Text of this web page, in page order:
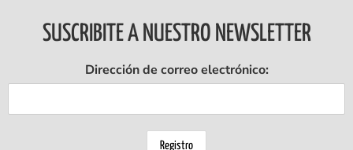
SUSCRIBITE A NUESTRO NEWSLETTER
Dirección de correo electrónico: